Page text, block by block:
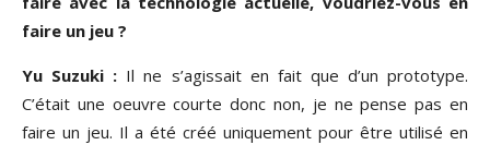
faire un jeu ?
Yu Suzuki : Il ne s’agissait en fait que d’un prototype.
C’était une oeuvre courte donc non, je ne pense pas en
faire un jeu. Il a été créé uniquement pour être utilisé en